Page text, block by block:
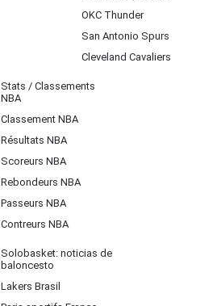
OKC Thunder
San Antonio Spurs
Cleveland Cavaliers
Stats / Classements
NBA
Classement NBA
Résultats NBA
Scoreurs NBA
Rebondeurs NBA
Passeurs NBA
Contreurs NBA
Solobasket: noticias de
baloncesto
Lakers Brasil